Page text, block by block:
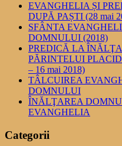
EVANGHELIA ȘI
DUPĂ PAȘTI (28 mai
SFÂNTA
DOMNULUI (2018)
PREDICĂ LA
PĂRINTELUI
– 16 mai 2018)
TÂLCUIREA
DOMNULUI
ÎNĂLŢAREA
EVANGHELIA
Categorii